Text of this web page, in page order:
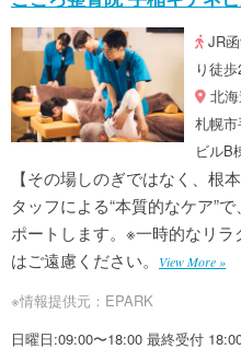
JR
り徒
北
札幌
ビルB
【その場しのぎではなく、根
タッフによる“本質的なケア”
ポートします。※一時的なリ
はご遠慮ください。
View More »
※情報提供元：EPARK
日曜日:09:00〜18:00 最終受付